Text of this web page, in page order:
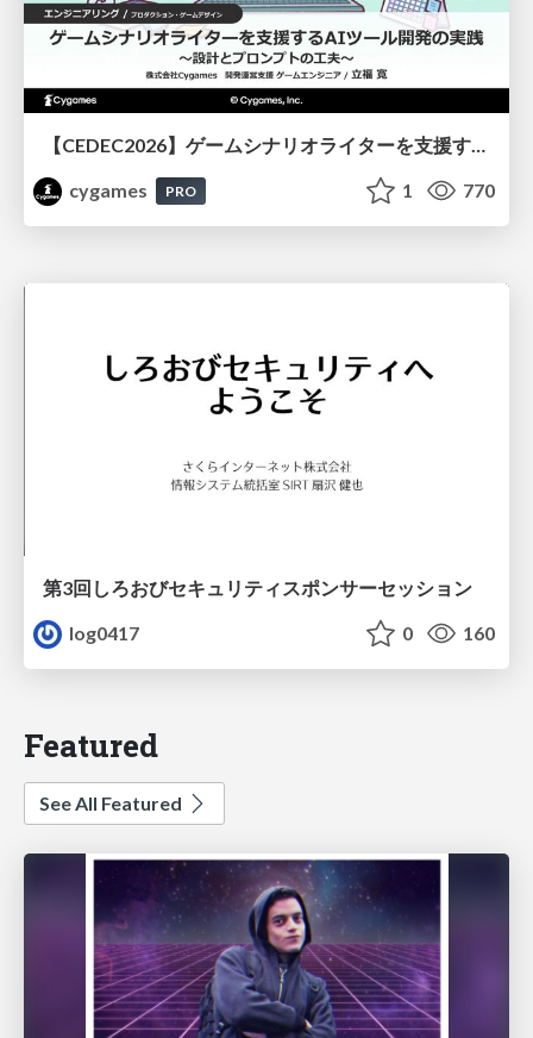
cygames
PRO 1 770
第3回しろおびセキュリティスポンサーセッション
log0417
0 160
Featured
See All Featured